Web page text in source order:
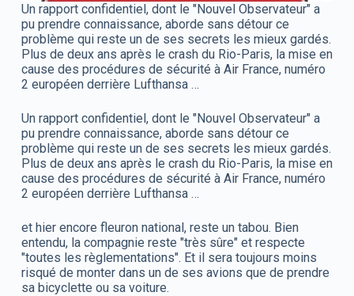
Un rapport confidentiel, dont le "Nouvel Observateur" a
pu prendre connaissance, aborde sans détour ce
problème qui reste un de ses secrets les mieux gardés.
Plus de deux ans après le crash du Rio-Paris, la mise en
cause des procédures de sécurité à Air France, numéro
2 européen derrière Lufthansa …
Un rapport confidentiel, dont le "Nouvel Observateur" a
pu prendre connaissance, aborde sans détour ce
problème qui reste un de ses secrets les mieux gardés.
Plus de deux ans après le crash du Rio-Paris, la mise en
cause des procédures de sécurité à Air France, numéro
2 européen derrière Lufthansa …
et hier encore fleuron national, reste un tabou. Bien
entendu, la compagnie reste "très sûre" et respecte
"toutes les règlementations". Et il sera toujours moins
risqué de monter dans un de ses avions que de prendre
sa bicyclette ou sa voiture.